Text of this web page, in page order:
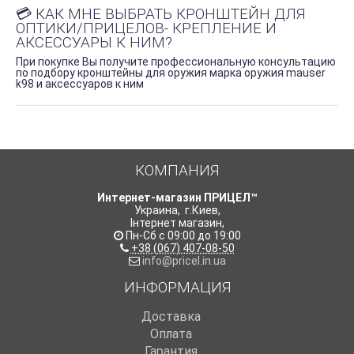
💳 КАК МНЕ ВЫБРАТЬ КРОНШТЕЙН ДЛЯ
ОПТИКИ/ПРИЦЕЛОВ- КРЕПЛЕНИЕ И
АКСЕССУАРЫ К НИМ?
При покупке Вы получите профессиональную консультацию
по подбору кронштейны для оружия марка оружия mauser
k98 и аксессуаров к ним
КОМПАНИЯ
Интернет-магазин ПРИЦЕЛ™
Украина, г.Киев,
Інтернет магазин,
Пн-Сб с 09:00 до 19:00
+38 (067) 407-08-50
info@pricel.in.ua
ИНФОРМАЦИЯ
Доставка
Оплата